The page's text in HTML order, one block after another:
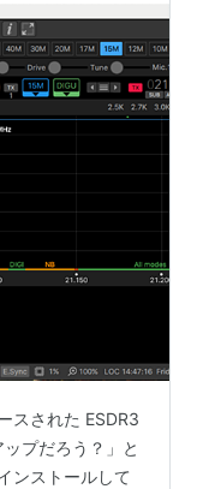
スされた ESDR3
プだろう？」と
ンストールして